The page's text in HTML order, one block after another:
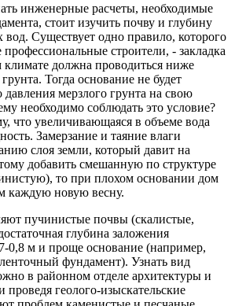
инженерные расчеты, необходимые
стоит изучить почву и глубину
вод. Существует одно правило, которого
строители, - закладка
должна проводиться ниже
Тогда основание не будет
мерзлого грунта на свою
необходимо соблюдать это условие?
что увеличивающаяся в объеме вода
Замерзание и таяние влаги
слоя земли, который давит на
добавить смешанную по структуре
то при плохом основании дом
каждую новую весну.
пучинистые почвы (скалистые,
глубина заложения
0,8 м и проще основание (например,
фундамент). Узнать вид
в районном отделе архитектуры и
проведя геолого-изыскательские